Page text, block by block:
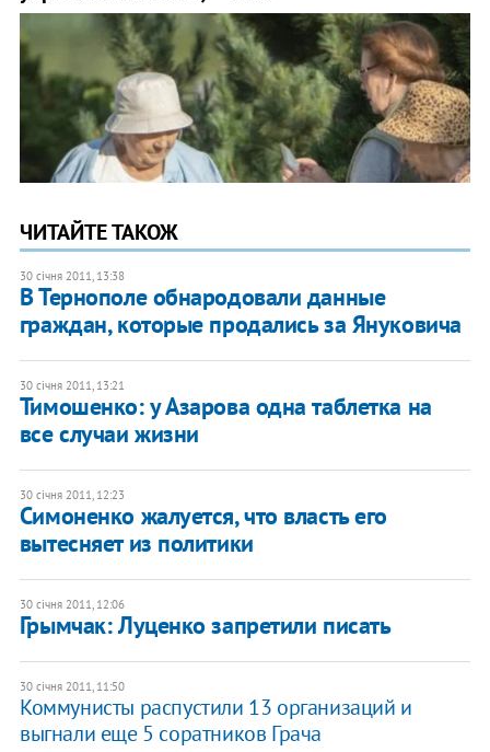
ЧИТАЙТЕ ТАКОЖ
30 січня 2011, 13:38
В Тернополе обнародовали данные
граждан, которые продались за Януковича
30 січня 2011, 13:21
Тимошенко: у Азарова одна таблетка на
все случаи жизни
30 січня 2011, 12:23
Симоненко жалуется, что власть его
вытесняет из политики
30 січня 2011, 12:06
Грымчак: Луценко запретили писать
30 січня 2011, 11:50
Коммунисты распустили 13 организаций и
выгнали еще 5 соратников Грача